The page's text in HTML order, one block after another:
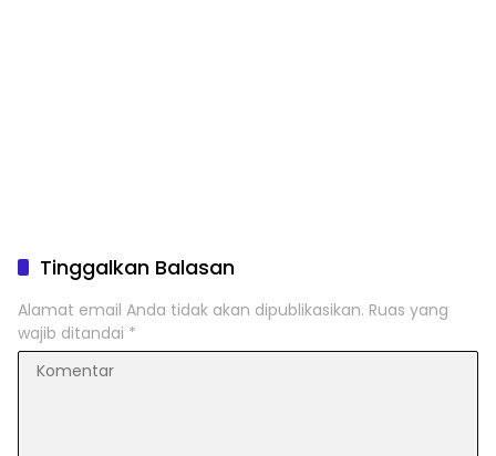
Tinggalkan Balasan
Alamat email Anda tidak akan dipublikasikan. Ruas yang
wajib ditandai *